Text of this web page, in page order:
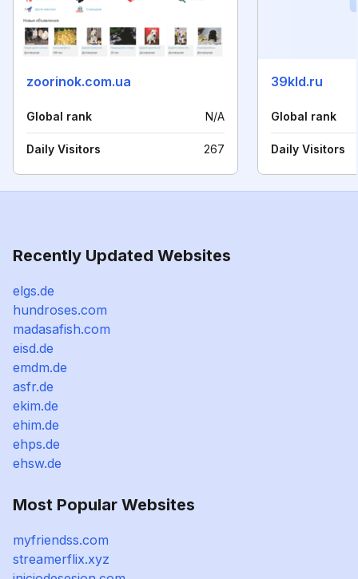
zoorinok.com.ua
Global rank N/A
Daily Visitors 267
39kld.ru
Global rank
Daily Visitors
Recently Updated Websites
elgs.de
hundroses.com
madasafish.com
eisd.de
emdm.de
asfr.de
ekim.de
ehim.de
ehps.de
ehsw.de
Most Popular Websites
myfriendss.com
streamerflix.xyz